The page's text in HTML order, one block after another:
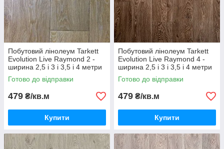
Побутовий лінолеум Tarkett
Evolution Live Raymond 2 -
ширина 2,5 і 3 і 3,5 і 4 метри
Готово до відправки
479 ₴/кв.м
Купити
Побутовий лінолеум Tarkett
Evolution Live Raymond 4 -
ширина 2,5 і 3 і 3,5 і 4 метри
Готово до відправки
479 ₴/кв.м
Купити